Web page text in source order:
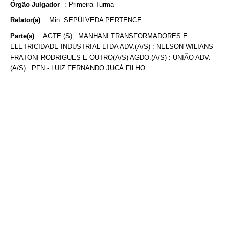
Órgão Julgador : Primeira Turma
Relator(a) : Min. SEPÚLVEDA PERTENCE
Parte(s) : AGTE.(S) : MANHANI TRANSFORMADORES E
ELETRICIDADE INDUSTRIAL LTDA ADV.(A/S) : NELSON WILIANS
FRATONI RODRIGUES E OUTRO(A/S) AGDO.(A/S) : UNIÃO ADV.
(A/S) : PFN - LUIZ FERNANDO JUCÁ FILHO